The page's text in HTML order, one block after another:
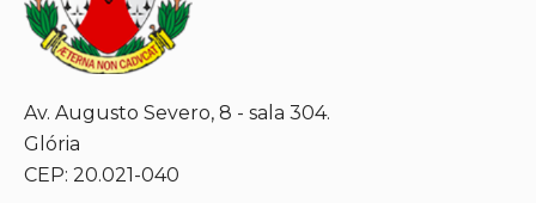
Av. Augusto Severo, 8 - sala 304.
Glória
CEP: 20.021-040